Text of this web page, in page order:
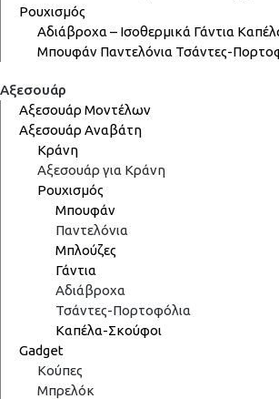
Ρουχισμός
Αδιάβροχα – Ισοθερμικά Γάντια
Μπουφάν Παντελόνια Τσάντες-
Αξεσουάρ
Αξεσουάρ Μοντέλων
Αξεσουάρ Αναβάτη
Κράνη
Αξεσουάρ για Κράνη
Ρουχισμός
Μπουφάν
Παντελόνια
Μπλούζες
Γάντια
Αδιάβροχα
Τσάντες-Πορτοφόλια
Καπέλα-Σκούφοι
Gadget
Κούπες
Μπρελόκ